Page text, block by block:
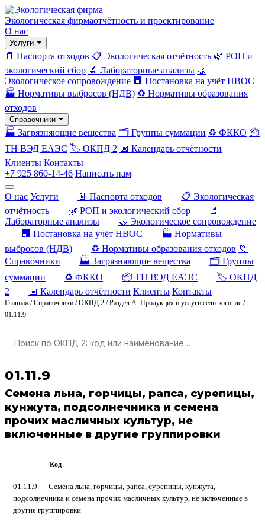
Экологическая фирмаотчётность и проектирование
О нас
Услуги
📄 Паспорта отходов 📋 Экологическая отчётность 🌿 РОП и
экологический сбор 🔬 Лабораторные анализы 🤝
Экологическое сопровождение 🏢 Постановка на учёт НВОС
🏭 Нормативы выбросов (НДВ) ♻️ Нормативы образования
отходов
Справочники
🏭 Загрязняющие вещества 🗂️ Группы суммации ♻️ ФККО 📦
ТН ВЭД ЕАЭС 🏷️ ОКПД 2 📅 Календарь отчётности
Клиенты Контакты
+7 925 860-14-46 Написать нам
О нас Услуги 📄 Паспорта отходов
📋 Экологическая
отчётность
🌿 РОП и экологический сбор
🔬
Лабораторные анализы
🤝 Экологическое сопровождение
🏢 Постановка на учёт НВОС
🏭 Нормативы
выбросов (НДВ)
♻️ Нормативы образования отходов 📁
Справочники
🏭 Загрязняющие вещества
🗂️ Группы
суммации
♻️ ФККО 📦 ТН ВЭД ЕАЭС
🏷️ ОКПД
2
📅 Календарь отчётности Клиенты Контакты
Главная /Справочники /ОКПД 2 /Раздел A. Продукция и услуги сельского, ле /
01.11.9
01.11.9
Семена льна, горчицы, рапса, сурепицы,
кунжута, подсолнечника и семена
прочих масличных культур, не
включенные в другие группировки
Код
01.11.9 — Семена льна, горчицы, рапса, сурепицы, кунжута,
подсолнечника и семена прочих масличных культур, не включенные в
другие группировки